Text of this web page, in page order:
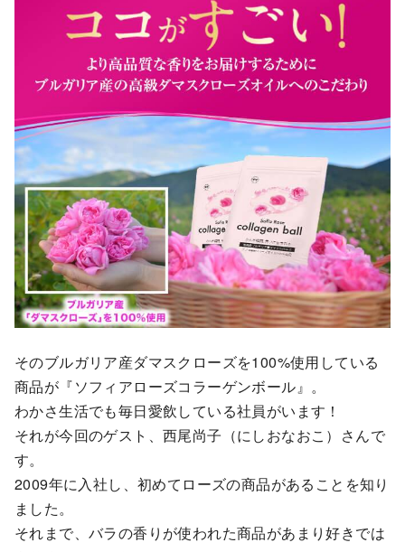
そのブルガリア産ダマスクローズを100%使用している
商品が『ソフィアローズコラーゲンボール』。
わかさ生活でも毎日愛飲している社員がいます！
それが今回のゲスト、西尾尚子（にしおなおこ）さんで
す。
2009年に入社し、初めてローズの商品があることを知り
ました。
それまで、バラの香りが使われた商品があまり好きでは